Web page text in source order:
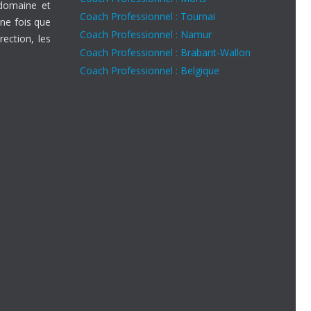
et
fois que
les
Coach Professionnel : Tournai
Coach Professionnel : Namur
Coach Professionnel : Brabant-Wallon
Coach Professionnel : Belgique